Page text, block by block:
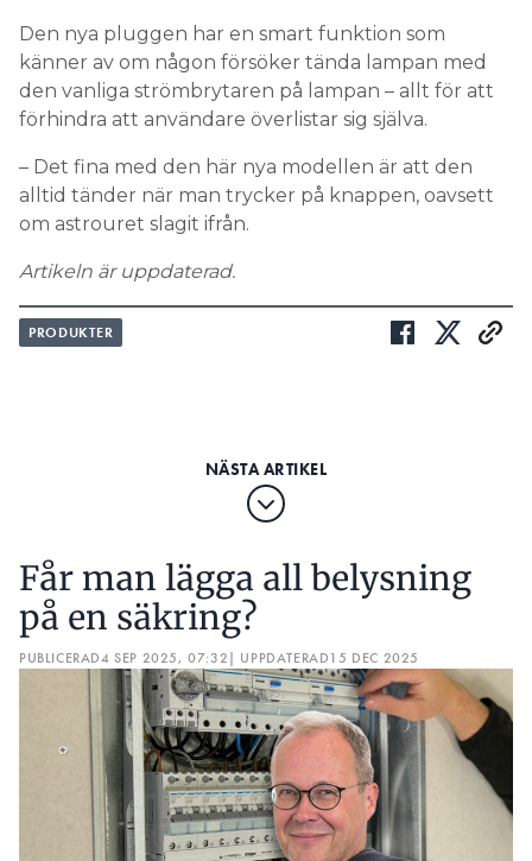
Den nya pluggen har en smart funktion som
känner av om någon försöker tända lampan med
den vanliga strömbrytaren på lampan – allt för att
förhindra att användare överlistar sig själva.
– Det fina med den här nya modellen är att den
alltid tänder när man trycker på knappen, oavsett
om astrouret slagit ifrån.
Artikeln är uppdaterad.
PRODUKTER
Får man lägga all belysning
på en säkring?
PUBLICERAD4 SEP 2025, 07:32| UPPDATERAD15 DEC 2025